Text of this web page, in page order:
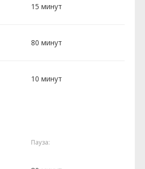
15 минут
80 минут
10 минут
Пауза: